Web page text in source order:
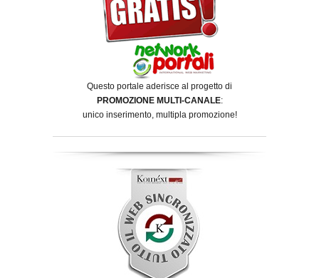
Questo portale aderisce al progetto di
PROMOZIONE MULTI-CANALE:
unico inserimento, multipla promozione!